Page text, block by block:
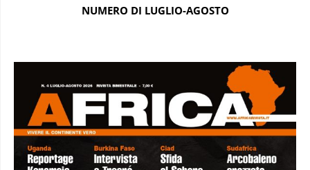
NUMERO DI LUGLIO-AGOSTO